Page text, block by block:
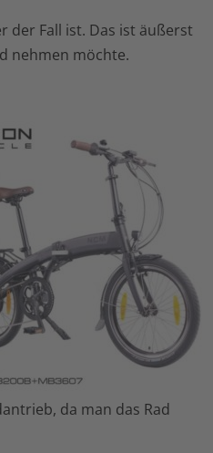
der Fall ist. Das ist äußerst
nehmen möchte.
da man das Rad